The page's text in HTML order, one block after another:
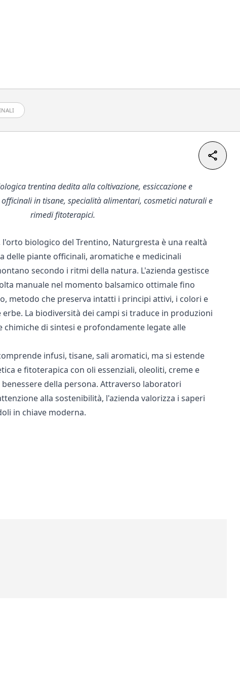
trentina dedita alla coltivazione, essiccazione e
in tisane, specialità alimentari, cosmetici naturali e
rimedi fitoterapici.
l'orto biologico del Trentino, Naturgresta è una realtà
delle piante officinali, aromatiche e medicinali
secondo i ritmi della natura. L'azienda gestisce
manuale nel momento balsamico ottimale fino
metodo che preserva intatti i principi attivi, i colori e
La biodiversità dei campi si traduce in produzioni
chimiche di sintesi e profondamente legate alle
infusi, tisane, sali aromatici, ma si estende
e fitoterapica con oli essenziali, oleoliti, creme e
della persona. Attraverso laboratori
alla sostenibilità, l'azienda valorizza i saperi
in chiave moderna.